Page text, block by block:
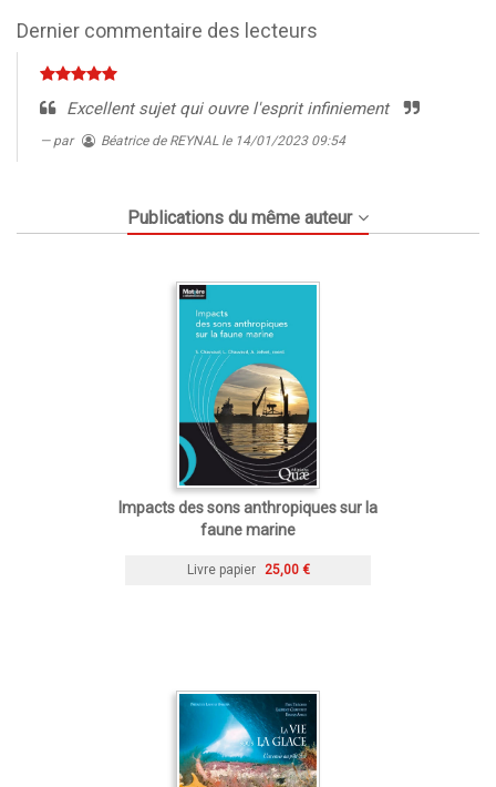
Dernier commentaire des lecteurs
Excellent sujet qui ouvre l'esprit infiniement
par Béatrice de REYNAL le 14/01/2023 09:54
Publications du même auteur
Impacts des sons anthropiques sur la
faune marine
Livre papier 25,00 €